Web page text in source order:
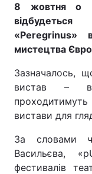
8 жовтня о
«Peregrinus»
мистецтва
Зазначалось,
вистав –
вистави для
За словами
Васильєва,
фестивалів